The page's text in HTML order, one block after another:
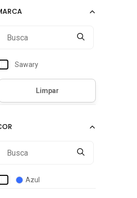
Sawary
Azul